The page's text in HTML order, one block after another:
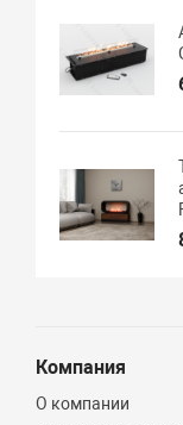
Компания
О компании